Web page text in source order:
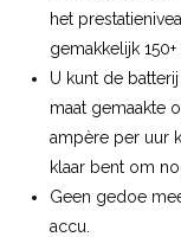
het
gemakkelijk
U kunt de
maat gemaakte
ampère per uur
klaar bent om
Geen gedoe
accu.